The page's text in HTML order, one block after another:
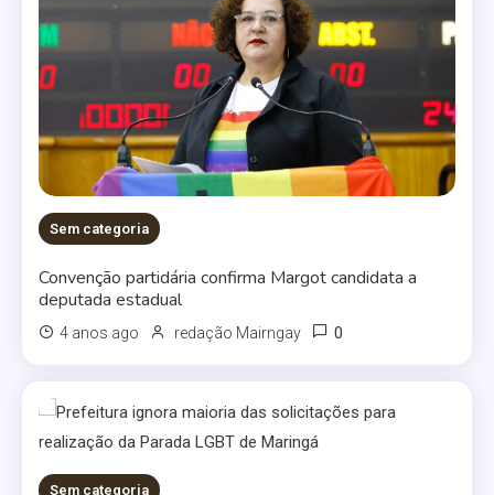
Sem categoria
Convenção partidária confirma Margot candidata a
deputada estadual
4 anos ago redação Mairngay 0
Sem categoria